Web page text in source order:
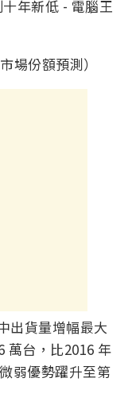
場份額預測）
出貨量增幅最大
萬台，比2016 年
弱優勢躍升至第